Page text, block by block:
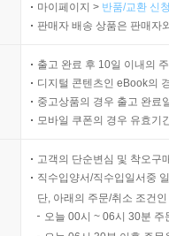
마이페이지 > 반품/교환 신
판매자 배송 상품은 판매자
출고 완료 후 10일 이내의
디지털 콘텐츠인 eBook의
중고상품의 경우 출고 완료
모바일 쿠폰의 경우 유효기
고객의 단순변심 및 착오구
직수입양서/직수입일서중
단, 아래의 주문/취소 조건
오늘 00시 ~ 06시 30분